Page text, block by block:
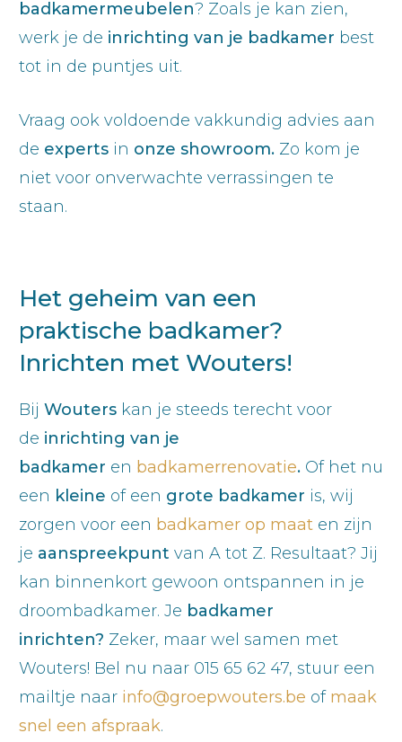
badkamermeubelen? Zoals je kan zien,
werk je de inrichting van je badkamer best
tot in de puntjes uit.
Vraag ook voldoende vakkundig advies aan
de experts in onze showroom. Zo kom je
niet voor onverwachte verrassingen te
staan.
Het geheim van een
praktische badkamer?
Inrichten met Wouters!
Bij Wouters kan je steeds terecht voor
de inrichting van je
badkamer en badkamerrenovatie. Of het nu
een kleine of een grote badkamer is, wij
zorgen voor een badkamer op maat en zijn
je aanspreekpunt van A tot Z. Resultaat? Jij
kan binnenkort gewoon ontspannen in je
droombadkamer. Je badkamer
inrichten? Zeker, maar wel samen met
Wouters! Bel nu naar 015 65 62 47, stuur een
mailtje naar info@groepwouters.be of maak
snel een afspraak.